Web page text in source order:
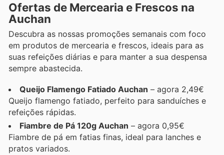
Ofertas de Mercearia e Frescos na
Auchan
Descubra as nossas promoções semanais com foco
em produtos de mercearia e frescos, ideais para as
suas refeições diárias e para manter a sua despensa
sempre abastecida.
Queijo Flamengo Fatiado Auchan – agora 2,49€
Queijo flamengo fatiado, perfeito para sanduíches e
refeições rápidas.
Fiambre de Pá 120g Auchan – agora 0,95€
Fiambre de pá em fatias finas, ideal para lanches e
pratos variados.